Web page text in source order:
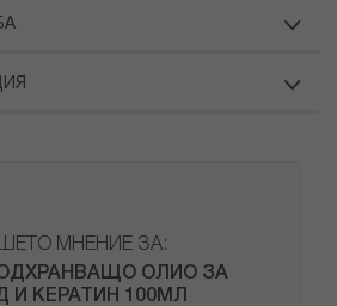
МНЕНИЕ ЗА:
ОЛИО ЗА
И КЕРАТИН 100МЛ